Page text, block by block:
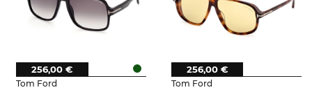
Tom Ford
256,00 €
Tom Ford
256,00 €